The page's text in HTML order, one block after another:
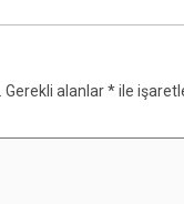
Gerekli alanlar*ile